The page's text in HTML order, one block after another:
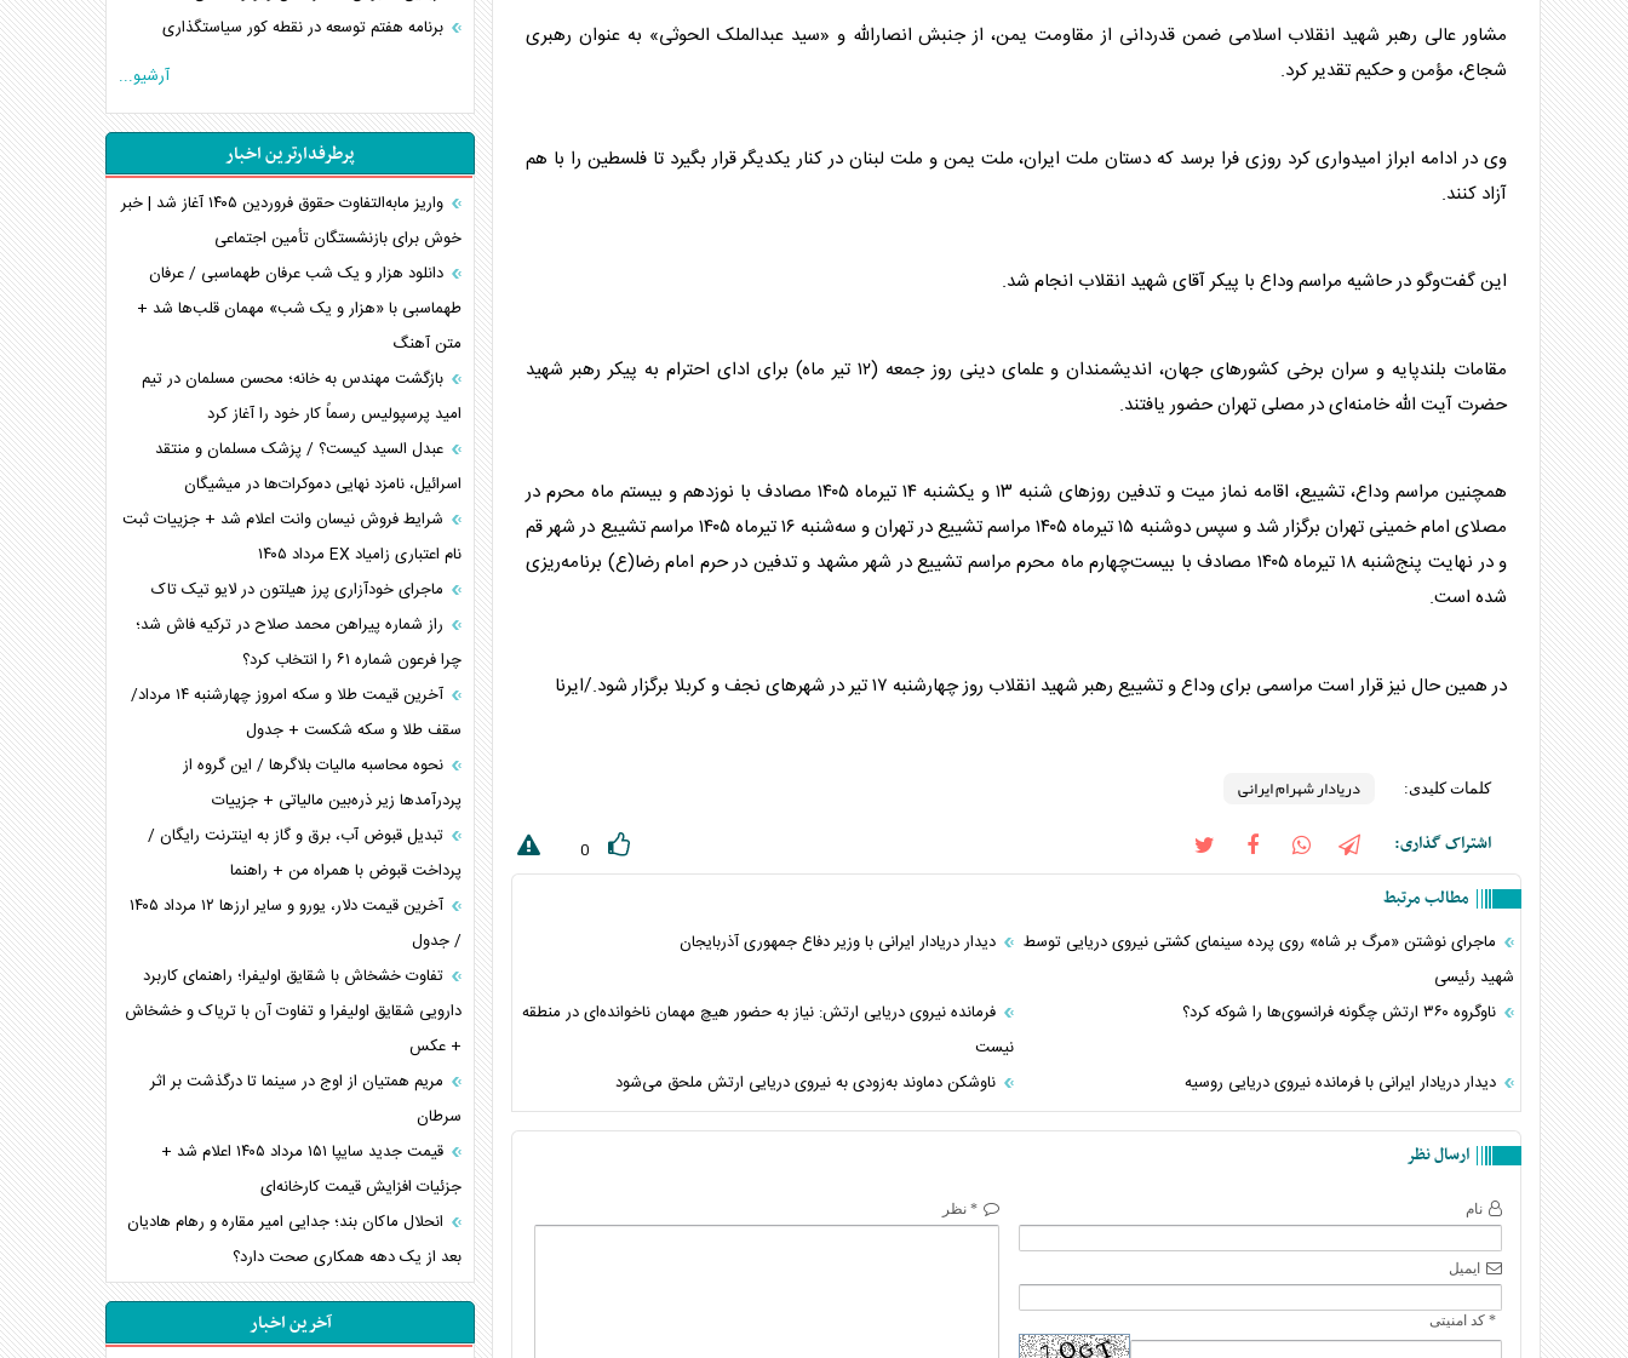
مشاور عالی رهبر شهید انقلاب اسلامی ضمن قدردانی از مقاومت یمن، از جنبش انصارالله و «سید عبدالملک الحوثی» به عنوان رهبری
شجاع، مؤمن و حکیم تقدیر کرد.
وی در ادامه ابراز امیدواری کرد روزی فرا برسد که دستان ملت ایران، ملت یمن و ملت لبنان در کنار یکدیگر قرار بگیرد تا فلسطین را با هم
آزاد کنند.
این گفت‌وگو در حاشیه مراسم وداع با پیکر آقای شهید انقلاب انجام شد.
مقامات بلندپایه و سران برخی کشورهای جهان، اندیشمندان و علمای دینی روز جمعه (۱۲ تیر ماه) برای ادای احترام به پیکر رهبر شهید
حضرت آیت الله خامنه‌ای در مصلی تهران حضور یافتند.
همچنین مراسم وداع، تشییع، اقامه نماز میت و تدفین روزهای شنبه ۱۳ و یکشنبه ۱۴ تیرماه ۱۴۰۵ مصادف با نوزدهم و بیستم ماه محرم در
مصلای امام خمینی تهران برگزار شد و سپس دوشنبه ۱۵ تیرماه ۱۴۰۵ مراسم تشییع در تهران و سه‌شنبه ۱۶ تیرماه ۱۴۰۵ مراسم تشییع در شهر قم
و در نهایت پنج‌شنبه ۱۸ تیرماه ۱۴۰۵ مصادف با بیست‌چهارم ماه محرم مراسم تشییع در شهر مشهد و تدفین در حرم امام رضا(ع) برنامه‌ریزی
شده است.
در همین حال نیز قرار است مراسمی برای وداع و تشییع رهبر شهید انقلاب روز چهارشنبه ۱۷ تیر در شهرهای نجف و کربلا برگزار شود./ایرنا
کلمات کلیدی: دریادار شهرام ایرانی
اشتراک گذاری: 0
مطالب مرتبط
ماجرای نوشتن «مرگ بر شاه» روی پرده سینمای کشتی نیروی دریایی توسط
شهید رئیسی
دیدار دریادار ایرانی با وزیر دفاع جمهوری آذربایجان
ناوگروه ۳۶۰ ارتش چگونه فرانسوی‌ها را شوکه کرد؟
فرمانده نیروی دریایی ارتش: نیاز به حضور هیچ مهمان ناخوانده‌‌ای در منطقه
نیست
دیدار دریادار ایرانی با فرمانده نیروی دریایی روسیه
ناوشکن دماوند به‌‌زودی به نیروی دریایی ارتش ملحق می‌شود
ارسال نظر
نام
ایمیل
* کد امنیتی
* نظر
برنامه هفتم توسعه در نقطه کور سیاستگذاری
کنوانسیون دریای خزر در راستای منافع ملی است؟
اهمیت راهبردی اردن برای آمریکا
پیام، ظرفیت بالفعل‌نشده تجارت ایران
همسویی عربستان با سنتکام علیه متحدان ایران
ترامپ و توهم خلع سلاح حماس
چرا کویت به دنبال شریک امنیتی جدید است؟
اعتراف غرب به قدرت ایران در تثبیت معادلات
خطای راهبردی ترامپ مقابل برزیل
متن و حاشیه سفر نتانیاهو به آمریکا
آرشیو...
پرطرفدارترین اخبار
واریز مابه‌التفاوت حقوق فروردین ۱۴۰۵ آغاز شد | خبر
خوش برای بازنشستگان تأمین اجتماعی
دانلود هزار و یک شب عرفان طهماسبی / عرفان
طهماسبی با «هزار و یک شب» مهمان قلب‌ها شد +
متن آهنگ
بازگشت مهندس به خانه؛ محسن مسلمان در تیم
امید پرسپولیس رسماً کار خود را آغاز کرد
عبدل السید کیست؟ / پزشک مسلمان و منتقد
اسرائیل، نامزد نهایی دموکرات‌ها در میشیگان
شرایط فروش نیسان وانت اعلام شد + جزییات ثبت
نام اعتباری زامیاد EX مرداد ۱۴۰۵
ماجرای خودآزاری پرز هیلتون در لایو تیک تاک
راز شماره پیراهن محمد صلاح در ترکیه فاش شد؛
چرا فرعون شماره ۶۱ را انتخاب کرد؟
آخرین قیمت طلا و سکه امروز چهارشنبه ۱۴ مرداد/
سقف طلا و سکه شکست + جدول
نحوه محاسبه مالیات بلاگر‌ها / این گروه از
پردرآمد‌ها زیر ذره‌بین مالیاتی + جزییات
تبدیل قبوض آب، برق و گاز به اینترنت رایگان /
پرداخت قبوض با همراه من + راهنما
آخرین قیمت دلار، یورو و سایر ارز‌ها ۱۲ مرداد ۱۴۰۵
/ جدول
تفاوت خشخاش با شقایق اولیفرا؛ راهنمای کاربرد
دارویی شقایق اولیفرا و تفاوت آن با تریاک و خشخاش
+ عکس
مریم همتیان از اوج در سینما تا درگذشت بر اثر
سرطان
قیمت جدید سایپا ۱۵۱ مرداد ۱۴۰۵ اعلام شد +
جزئیات افزایش قیمت کارخانه‌ای
انحلال ماکان بند؛ جدایی امیر مقاره و رهام هادیان
بعد از یک دهه همکاری صحت دارد؟
آخرین اخبار